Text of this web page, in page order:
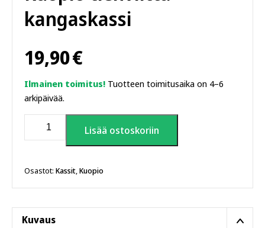
kangaskassi
19,90€
Ilmainen toimitus! Tuotteen toimitusaika on 4–6
arkipäivää.
tienviitta
kangaskassi
Lisää ostoskoriin
Osastot: Kassit,Kuopio
Kuvaus